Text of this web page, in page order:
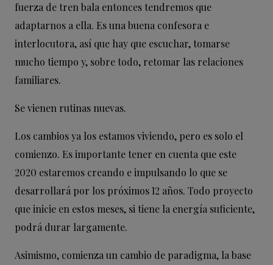
fuerza de tren bala entonces tendremos que
adaptarnos a ella. Es una buena confesora e
interlocutora, así que hay que escuchar, tomarse
mucho tiempo y, sobre todo, retomar las relaciones
familiares.
Se vienen rutinas nuevas.
Los cambios ya los estamos viviendo, pero es solo el
comienzo. Es importante tener en cuenta que este
2020 estaremos creando e impulsando lo que se
desarrollará por los próximos 12 años. Todo proyecto
que inicie en estos meses, si tiene la energía suficiente,
podrá durar largamente.
Asimismo, comienza un cambio de paradigma, la base